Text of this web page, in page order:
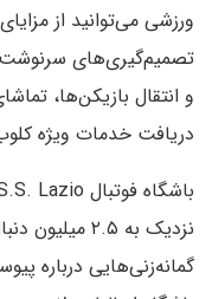
ورزشی می‌توانید از
تصمیم‌گیری‌های
دریافت خدمات ویژه
نزدیک به ۲.۵
گمانه‌زنی‌هایی درباره